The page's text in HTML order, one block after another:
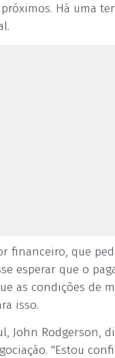
Há uma
financeiro, que
esperar que o
as condições de
isso.
John Rodgerson,
"Estou